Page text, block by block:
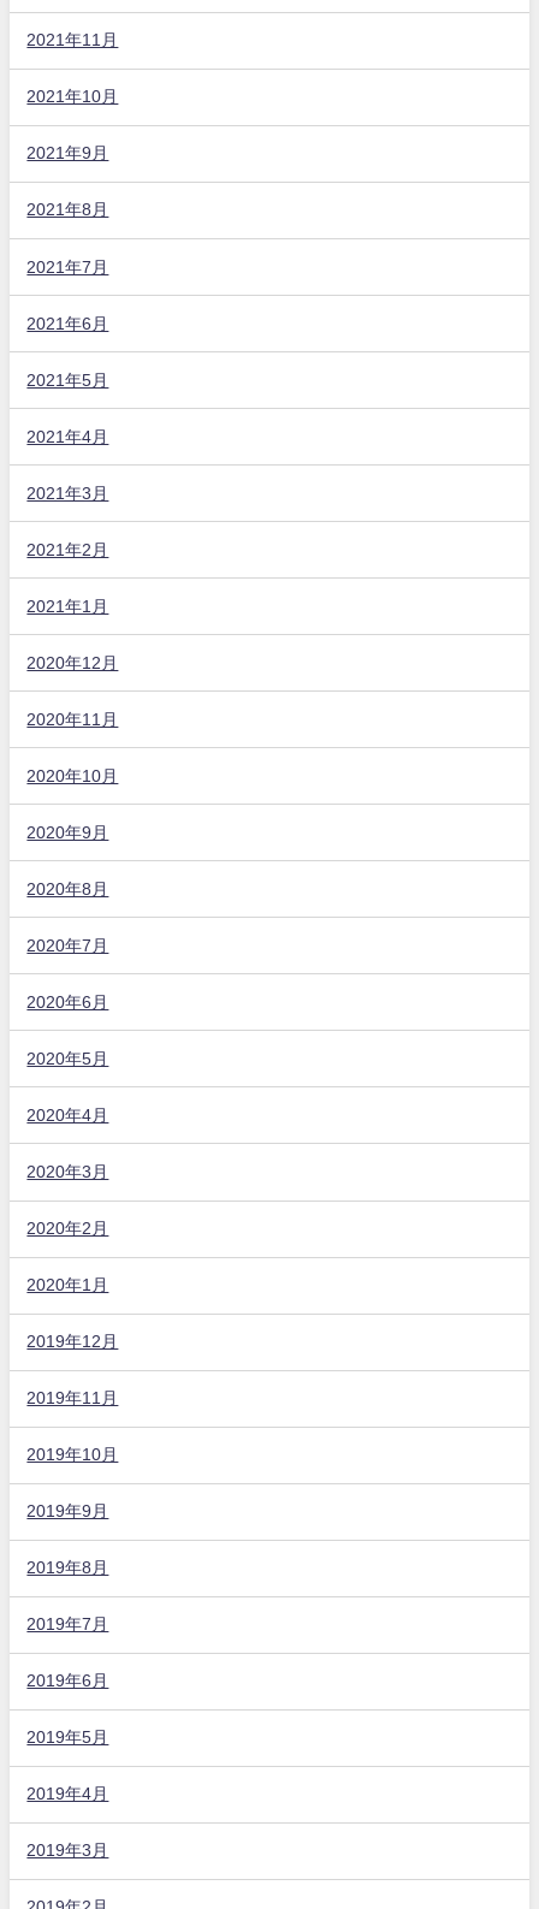
2021年11月
2021年10月
2021年9月
2021年8月
2021年7月
2021年6月
2021年5月
2021年4月
2021年3月
2021年2月
2021年1月
2020年12月
2020年11月
2020年10月
2020年9月
2020年8月
2020年7月
2020年6月
2020年5月
2020年4月
2020年3月
2020年2月
2020年1月
2019年12月
2019年11月
2019年10月
2019年9月
2019年8月
2019年7月
2019年6月
2019年5月
2019年4月
2019年3月